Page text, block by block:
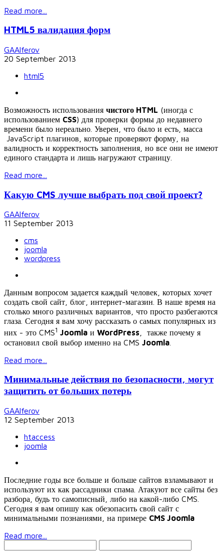
Read more...
HTML5 валидация форм
GAAlferov
20 September 2013
html5
Возможность использования чистого HTML (иногда с
использованием CSS) для проверки формы до недавнего
времени было нереально. Уверен, что было и есть, масса
JavaScript плагинов, которые проверяют форму, на
валидность и корректность заполнения, но все они не имеют
единого стандарта и лишь нагружают страницу.
Read more...
Какую CMS лучше выбрать под свой проект?
GAAlferov
11 September 2013
cms
joomla
wordpress
Данным вопросом задается каждый человек, которых хочет
создать свой сайт, блог, интернет-магазин. В наше время на
столько много различных вариантов, что просто разбегаются
глаза. Сегодня я вам хочу рассказать о самых популярных из
них - это CMS1 Joomla и WordPress, также почему я
остановил свой выбор именно на CMS Joomla
Read more...
Минимальные действия по безопасности, могут
защитить от больших потерь
GAAlferov
12 September 2013
htaccess
joomla
Последние годы все больше и больше сайтов взламывают и
используют их как рассадники спама. Атакуют все сайты без
разбора, будь то самописный, либо на какой-либо CMS.
Сегодня я вам опишу как обезопасить свой сайт с
минимальными познаниями, на примере CMS Joomla
Read more...